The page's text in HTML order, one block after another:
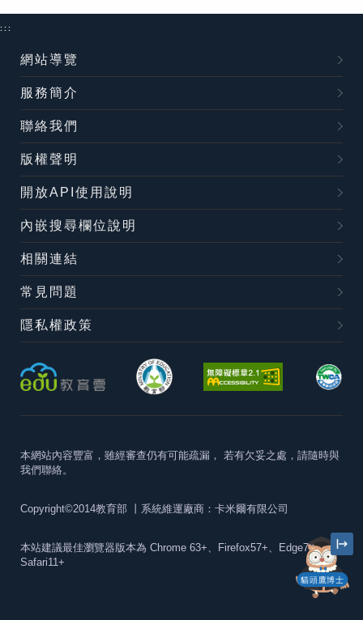
貓頭鷹博士
:::
網站導覽
服務簡介
聯絡我們
版權聲明
開放API使用說明
內嵌搜尋欄位說明
相關連結
常見問題
隱私權政策
本網站內容豐富，雖經審查仍有可能疏漏， 若有欠妥之處，請隨時與
我們聯絡。
Copyright©2014教育部 丨系統維運廠商：卡米爾有限公司
本站建議最佳瀏覽器版本為 Chrome 63+、Firefox57+、Edge79+及
Safari11+